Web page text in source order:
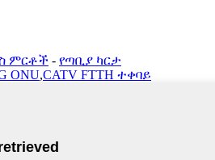
ምርቶች - የጣቢያ ካርታ
ONU,CATV FTTH ተቀባይ